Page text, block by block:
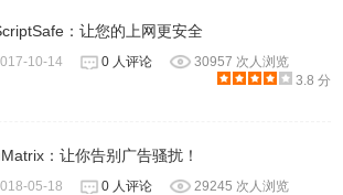
：让您的上网更安全
10-14 0 人评论
30957 次人浏览
3.8 分
：让你告别广告骚扰！
05-18 0 人评论
29245 次人浏览